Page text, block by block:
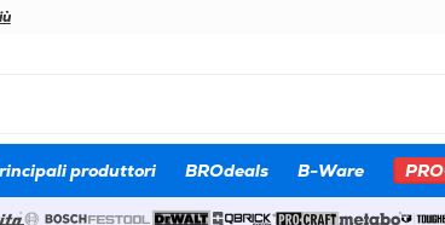
produttori BROdeals B-Ware